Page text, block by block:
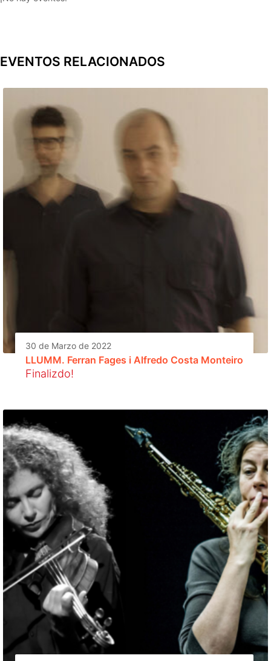
EVENTOS RELACIONADOS
30 de Marzo de 2022
LLUMM. Ferran Fages i Alfredo Costa Monteiro
Finalizdo!